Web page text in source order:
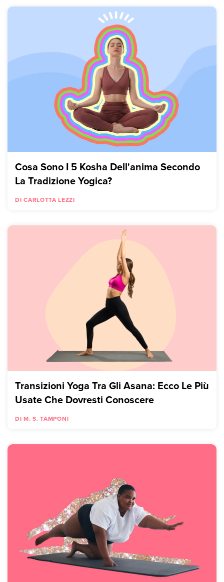
Cosa Sono I 5 Kosha Dell'anima Secondo
La Tradizione Yogica?
DI CARLOTTA LEZZI
Transizioni Yoga Tra Gli Asana: Ecco Le Più
Usate Che Dovresti Conoscere
DI M. S. TAMPONI